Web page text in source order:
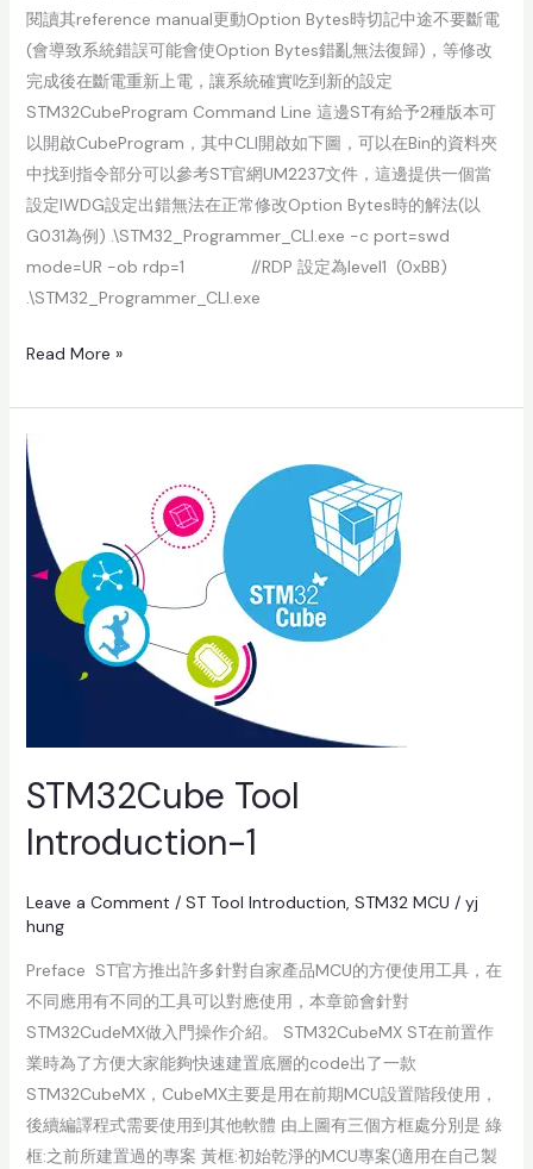
閱讀其reference manual更動Option Bytes時切記中途不要斷電
(會導致系統錯誤可能會使Option Bytes錯亂無法復歸)，等修改
完成後在斷電重新上電，讓系統確實吃到新的設定
STM32CubeProgram Command Line 這邊ST有給予2種版本可
以開啟CubeProgram，其中CLI開啟如下圖，可以在Bin的資料夾
中找到指令部分可以參考ST官網UM2237文件，這邊提供一個當
設定IWDG設定出錯無法在正常修改Option Bytes時的解法(以
G031為例) .\STM32_Programmer_CLI.exe -c port=swd
mode=UR -ob rdp=1 //RDP 設定為level1 (0xBB)
.\STM32_Programmer_CLI.exe
Read More »
STM32Cube Tool
Introduction-1
Leave a Comment / ST Tool Introduction, STM32 MCU / yj
hung
Preface ST官方推出許多針對自家產品MCU的方便使用工具，在
不同應用有不同的工具可以對應使用，本章節會針對
STM32CudeMX做入門操作介紹。 STM32CubeMX ST在前置作
業時為了方便大家能夠快速建置底層的code出了一款
STM32CubeMX，CubeMX主要是用在前期MCU設置階段使用，
後續編譯程式需要使用到其他軟體 由上圖有三個方框處分別是 綠
框:之前所建置過的專案 黃框:初始乾淨的MCU專案(適用在自己製
STM32Cube
Tool
Introduction-